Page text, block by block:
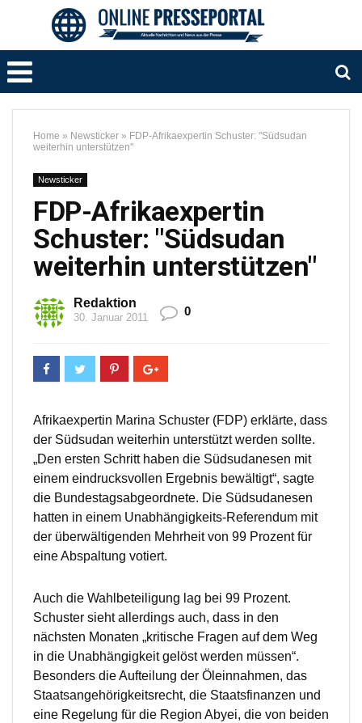
Home » Newsticker » FDP-Afrikaexpertin Schuster: "Südsudan
weiterhin unterstützen"
Newsticker
FDP-Afrikaexpertin
Schuster: "Südsudan
weiterhin unterstützen"
Redaktion
30. Januar 2011 0
Afrikaexpertin Marina Schuster (FDP) erklärte, dass
der Südsudan weiterhin unterstützt werden sollte.
„Den ersten Schritt haben die Südsudanesen mit
einem eindrucksvollen Ergebnis bewältigt“, sagte
die Bundestagsabgeordnete. Die Südsudanesen
hatten in einem Unabhängigkeits-Referendum mit
der überwältigenden Mehrheit von 99 Prozent für
eine Abspaltung votiert.
Auch die Wahlbeteiligung lag bei 99 Prozent.
Schuster sieht allerdings auch, dass in den
nächsten Monaten „kritische Fragen auf dem Weg
in die Unabhängigkeit gelöst werden müssen“.
Besonders die Aufteilung der Öleinnahmen, das
Staatsangehörigkeitsrecht, die Staatsfinanzen und
eine Regelung für die Region Abyei, die von beiden